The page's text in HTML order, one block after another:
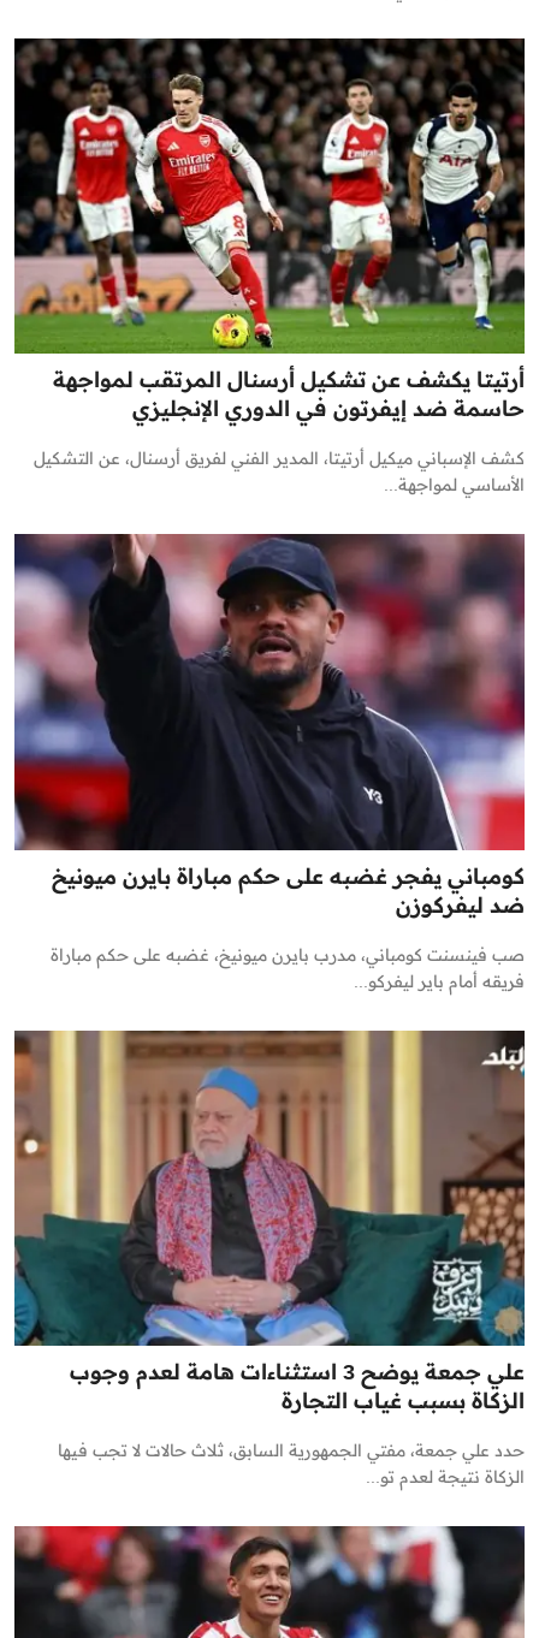
أرتيتا يكشف عن تشكيل أرسنال المرتقب لمواجهة
حاسمة ضد إيفرتون في الدوري الإنجليزي
كشف الإسباني ميكيل أرتيتا، المدير الفني لفريق أرسنال، عن التشكيل
الأساسي لمواجهة...
كومباني يفجر غضبه على حكم مباراة بايرن ميونيخ
ضد ليفركوزن
صب فينسنت كومباني، مدرب بايرن ميونيخ، غضبه على حكم مباراة
فريقه أمام باير ليفركو...
علي جمعة يوضح 3 استثناءات هامة لعدم وجوب
الزكاة بسبب غياب التجارة
حدد علي جمعة، مفتي الجمهورية السابق، ثلاث حالات لا تجب فيها
الزكاة نتيجة لعدم تو...